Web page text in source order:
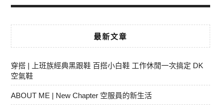
最新文章
穿搭 | 上班族經典黑跟鞋 百搭小白鞋 工作休閒一次搞定 DK
空氣鞋
ABOUT ME | New Chapter 空服員的新生活